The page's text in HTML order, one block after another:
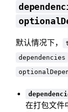
默认情况下，
dependencies
在打包文件